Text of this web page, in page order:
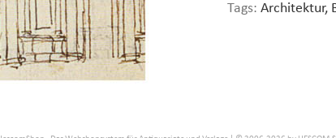
Tags: Architektur,